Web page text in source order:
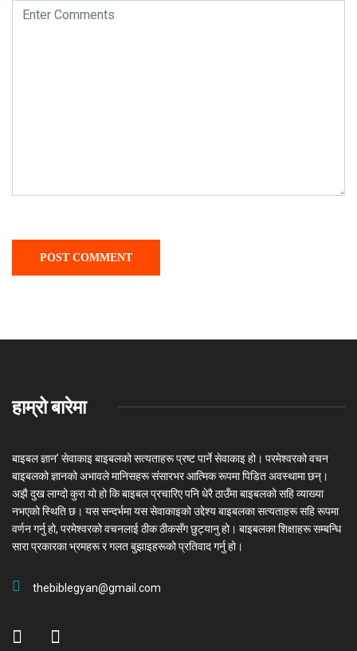
हाम्रो बारेमा
बाइबल ज्ञान’ सेवाकाइ बाइबलको सत्यताहरू प्रष्ट पार्ने सेवाकाइ हो। परमेश्‍वरको वचन
बाइबलको ज्ञानको अभावले मानिसहरू संसारभर आत्मिक रूपमा पिडित अवस्थामा छन्।
अझै दुख लाग्दो कुरा यो हो कि बाइबल प्रचारिए पनि धेरै ठाउँमा बाइबलको सहि व्याख्या
नभएको स्थिति छ। यस सन्दर्भमा यस सेवाकाइको उद्देश्य बाइबलका सत्यताहरू सहि रूपमा
वर्णन गर्नु हो, परमेश्वरको वचनलाई ठीक ठीकसँग छुट्यानु हो। बाइबलका शिक्षाहरू सम्बन्धि
सारा प्रकारका भ्रमहरू र गलत बुझाइहरूको प्रतिवाद गर्नु हो।
thebiblegyan@gmail.com